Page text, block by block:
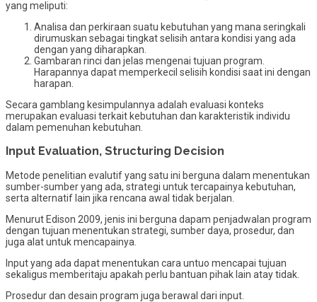
yang meliputi:
Analisa dan perkiraan suatu kebutuhan yang mana seringkali
dirumuskan sebagai tingkat selisih antara kondisi yang ada
dengan yang diharapkan.
Gambaran rinci dan jelas mengenai tujuan program.
Harapannya dapat memperkecil selisih kondisi saat ini dengan
harapan.
Secara gamblang kesimpulannya adalah evaluasi konteks
merupakan evaluasi terkait kebutuhan dan karakteristik individu
dalam pemenuhan kebutuhan.
Input Evaluation, Structuring Decision
Metode penelitian evalutif yang satu ini berguna dalam menentukan
sumber-sumber yang ada, strategi untuk tercapainya kebutuhan,
serta alternatif lain jika rencana awal tidak berjalan.
Menurut Edison 2009, jenis ini berguna dapam penjadwalan program
dengan tujuan menentukan strategi, sumber daya, prosedur, dan
juga alat untuk mencapainya.
Input yang ada dapat menentukan cara untuo mencapai tujuan
sekaligus memberitaju apakah perlu bantuan pihak lain atay tidak.
Prosedur dan desain program juga berawal dari input.